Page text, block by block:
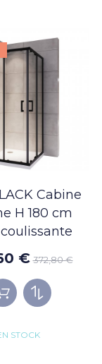
Cabine
H 180 cm
€ 372,80 €
STOCK